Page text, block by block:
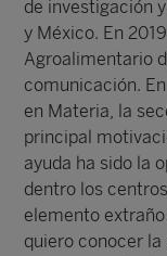
de investigación
y México. En
Agroalimentario
comunicación.
en Materia, la
principal
ayuda ha sido la
dentro los
elemento
quiero conocer